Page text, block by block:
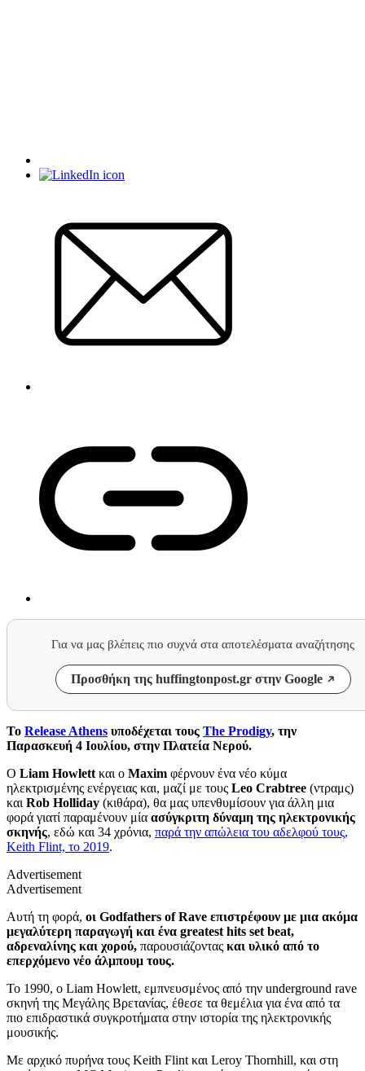
Για να μας βλέπεις πιο συχνά στα αποτελέσματα αναζήτησης
Προσθήκη της huffingtonpost.gr στην Google
Το Release Athens υποδέχεται τους The Prodigy, την
Παρασκευή 4 Ιουλίου, στην Πλατεία Νερού.
Ο Liam Howlett και ο Maxim φέρνουν ένα νέο κύμα
ηλεκτρισμένης ενέργειας και, μαζί με τους Leo Crabtree (ντραμς)
και Rob Holliday (κιθάρα), θα μας υπενθυμίσουν για άλλη μια
φορά γιατί παραμένουν μία ασύγκριτη δύναμη της ηλεκτρονικής
σκηνής, εδώ και 34 χρόνια, παρά την απώλεια του αδελφού τους,
Keith Flint, το 2019.
Advertisement
Advertisement
Αυτή τη φορά, οι Godfathers of Rave επιστρέφουν με μια ακόμα
μεγαλύτερη παραγωγή και ένα greatest hits set beat,
αδρεναλίνης και χορού, παρουσιάζοντας και υλικό από το
επερχόμενο νέο άλμπουμ τους.
Το 1990, ο Liam Howlett, εμπνευσμένος από την underground rave
σκηνή της Μεγάλης Βρετανίας, έθεσε τα θεμέλια για ένα από τα
πιο επιδραστικά συγκροτήματα στην ιστορία της ηλεκτρονικής
μουσικής.
Με αρχικό πυρήνα τους Keith Flint και Leroy Thornhill, και στη